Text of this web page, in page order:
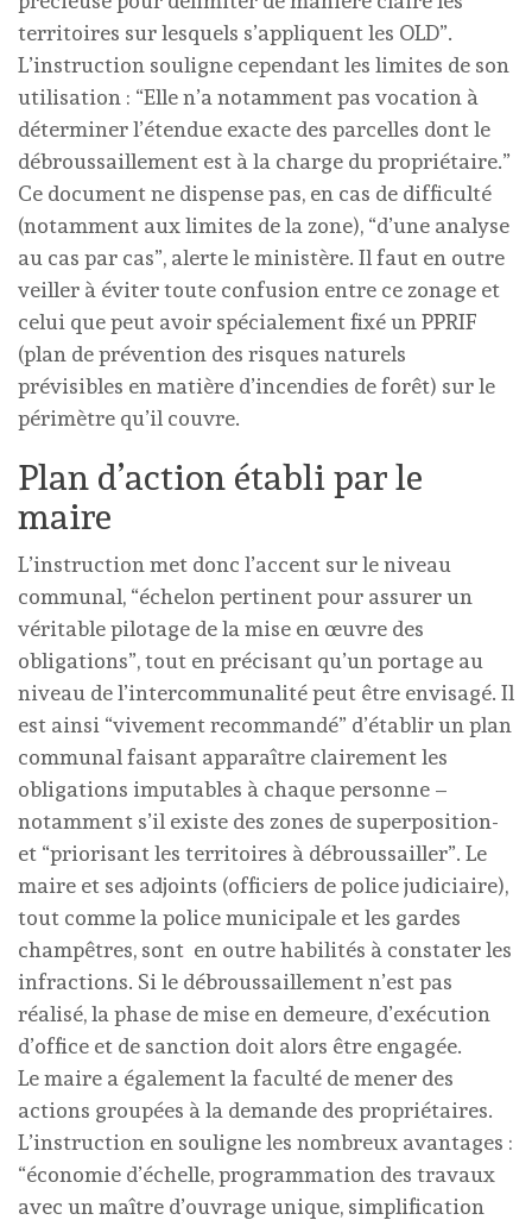
territoires sur lesquels s’appliquent les OLD”.
L’instruction souligne cependant les limites de son
utilisation : “Elle n’a notamment pas vocation à
déterminer l’étendue exacte des parcelles dont le
débroussaillement est à la charge du propriétaire.”
Ce document ne dispense pas, en cas de difficulté
(notamment aux limites de la zone), “d’une analyse
au cas par cas”, alerte le ministère. Il faut en outre
veiller à éviter toute confusion entre ce zonage et
celui que peut avoir spécialement fixé un PPRIF
(plan de prévention des risques naturels
prévisibles en matière d’incendies de forêt) sur le
périmètre qu’il couvre.
Plan d’action établi par le
maire
L’instruction met donc l’accent sur le niveau
communal, “échelon pertinent pour assurer un
véritable pilotage de la mise en œuvre des
obligations”, tout en précisant qu’un portage au
niveau de l’intercommunalité peut être envisagé. Il
est ainsi “vivement recommandé” d’établir un plan
communal faisant apparaître clairement les
obligations imputables à chaque personne –
notamment s’il existe des zones de superposition-
et “priorisant les territoires à débroussailler”. Le
maire et ses adjoints (officiers de police judiciaire),
tout comme la police municipale et les gardes
champêtres, sont en outre habilités à constater les
infractions. Si le débroussaillement n’est pas
réalisé, la phase de mise en demeure, d’exécution
d’office et de sanction doit alors être engagée.
Le maire a également la faculté de mener des
actions groupées à la demande des propriétaires.
L’instruction en souligne les nombreux avantages :
“économie d’échelle, programmation des travaux
avec un maître d’ouvrage unique, simplification